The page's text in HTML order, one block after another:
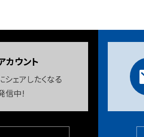
カウント
シェアしたくなる
信中!